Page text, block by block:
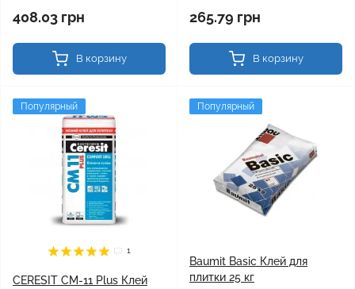
408.03 грн
В корзину
265.79 грн
В корзину
Популярный
1
CERESIT CM-11 Plus Клей
Популярный
Baumit Basic Клей для
плитки 25 кг